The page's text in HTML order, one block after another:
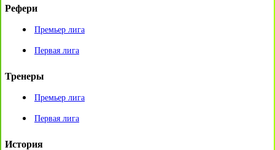
Рефери
Премьер лига
Первая лига
Тренеры
Премьер лига
Первая лига
История